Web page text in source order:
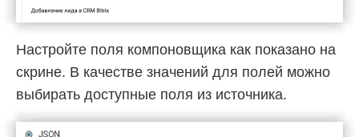
Настройте поля компоновщика как показано на
скрине. В качестве значений для полей можно
выбирать доступные поля из источника.